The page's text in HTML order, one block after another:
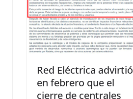
Red Eléctrica advirtió
en febrero que el
cierre de centrales